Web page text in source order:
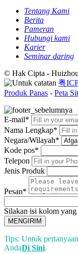
Tentang Kami
Berita
Pameran
Hubungi kami
Karier
Seminar daring
© Hak Cipta -
粤
Produk Panas - Peta
E-mail*
Nama Lengkap*
Negara/Wilayah*
Kode pos*
Telepon
Jenis Produk
Pesan*
Silakan isi kolom
MENGIRIM
Tips: Untuk
AndaDi Sini.